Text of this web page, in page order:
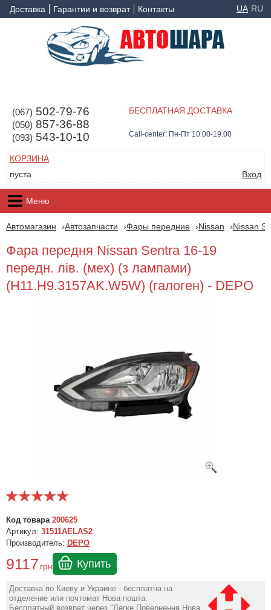
Доставка Гарантии и возврат Контакты UA RU
(067) 502-79-76
(050) 857-36-88
(093) 543-10-10
БЕСПЛАТНАЯ ДОСТАВКА
Call-center: Пн-Пт 10.00-19.00
КОРЗИНА
пуста
Вход
Меню
Автомагазин Автозапчасти Фары передние Nissan Nissan
Фара передня Nissan Sentra 16-19
передн. лів. (мех) (з лампами)
(H11.H9.3157AK.W5W) (галоген) - DEPO
Код товара 200625
Артикул: 31511AELAS2
Производитель: DEPO
9117 грн Купить
Доставка по Киеву и Украине - бесплатна на
отделение или почтомат Нова пошта.
Бесплатный возврат через "Легке Повернення Нова